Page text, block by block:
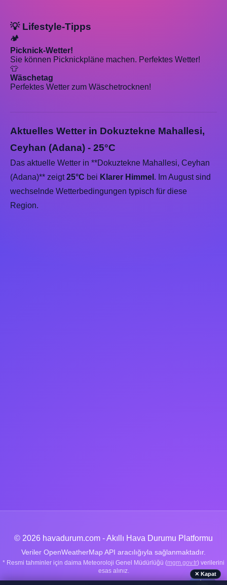
💡 Lifestyle-Tipps
🏕️
Picknick-Wetter!
Sie können Picknickpläne machen. Perfektes Wetter!
👕
Wäschetag
Perfektes Wetter zum Wäschetrocknen!
Aktuelles Wetter in Dokuztekne Mahallesi,
Ceyhan (Adana) - 25°C
Das aktuelle Wetter in **Dokuztekne Mahallesi, Ceyhan
(Adana)** zeigt25°C bei Klarer Himmel . Im August sind
wechselnde Wetterbedingungen typisch für diese
Region.
© 2026 havadurum.com - Akıllı Hava Durumu Platformu
Veriler OpenWeatherMap API aracılığıyla sağlanmaktadır.
* Resmi tahminler için daima Meteoroloji Genel Müdürlüğü (mgm.gov.tr) verilerini
esas alınız.
✕ Kapat